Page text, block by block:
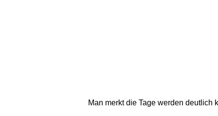
Man merkt die Tage werden